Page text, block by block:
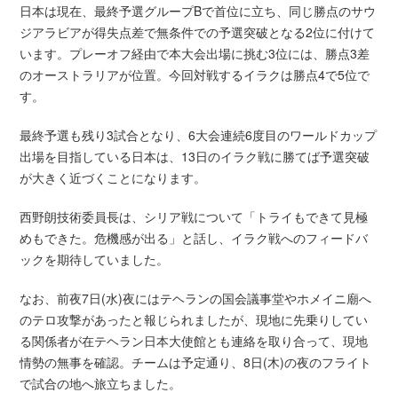
日本は現在、最終予選グループBで首位に立ち、同じ勝点のサウ
ジアラビアが得失点差で無条件での予選突破となる2位に付けて
います。プレーオフ経由で本大会出場に挑む3位には、勝点3差
のオーストラリアが位置。今回対戦するイラクは勝点4で5位で
す。
最終予選も残り3試合となり、6大会連続6度目のワールドカップ
出場を目指している日本は、13日のイラク戦に勝てば予選突破
が大きく近づくことになります。
西野朗技術委員長は、シリア戦について「トライもできて見極
めもできた。危機感が出る」と話し、イラク戦へのフィードバ
ックを期待していました。
なお、前夜7日(水)夜にはテヘランの国会議事堂やホメイニ廟へ
のテロ攻撃があったと報じられましたが、現地に先乗りしてい
る関係者が在テヘラン日本大使館とも連絡を取り合って、現地
情勢の無事を確認。チームは予定通り、8日(木)の夜のフライト
で試合の地へ旅立ちました。